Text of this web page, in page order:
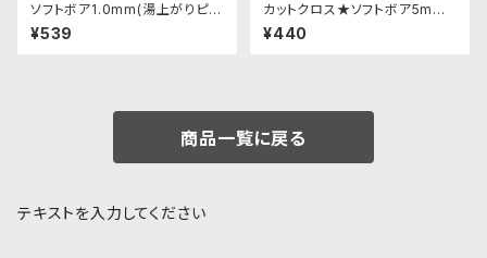
ソフトボア1.0mm(湯上がりピン
ク)SSB110 ぬいぐるみ用短毛ボ
ア生地 20cm
¥539
カットクロス★ソフトボア5mm
(山吹色)LB026 ボア生地 50c
m × 45cm
¥440
商品一覧に戻る
テキストを入力してください